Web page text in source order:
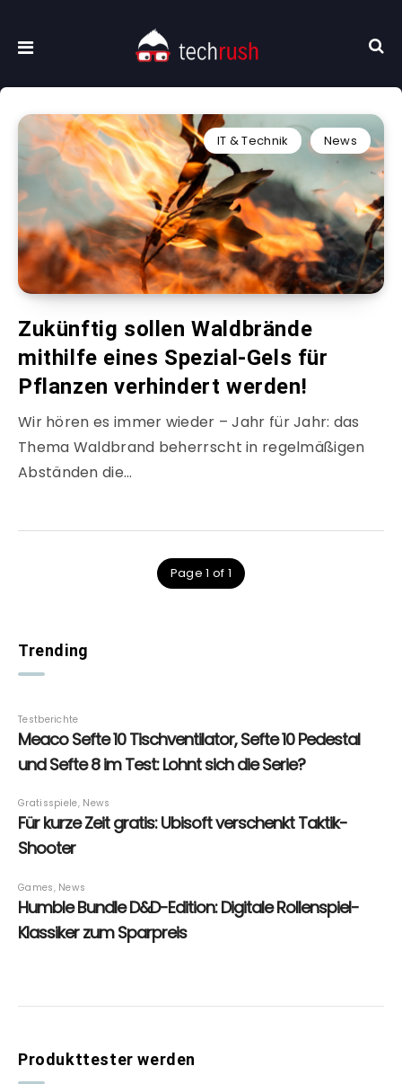
IT & Technik News
Zukünftig sollen Waldbrände
mithilfe eines Spezial-Gels für
Pflanzen verhindert werden!
Wir hören es immer wieder – Jahr für Jahr: das
Thema Waldbrand beherrscht in regelmäßigen
Abständen die…
Page 1 of 1
Trending
Produkttester werden